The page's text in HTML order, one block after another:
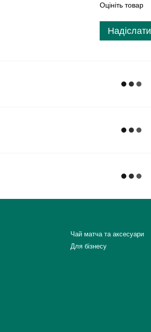
Оцініть товар
Надіслати
Чай матча та аксесуари
Для бізнесу